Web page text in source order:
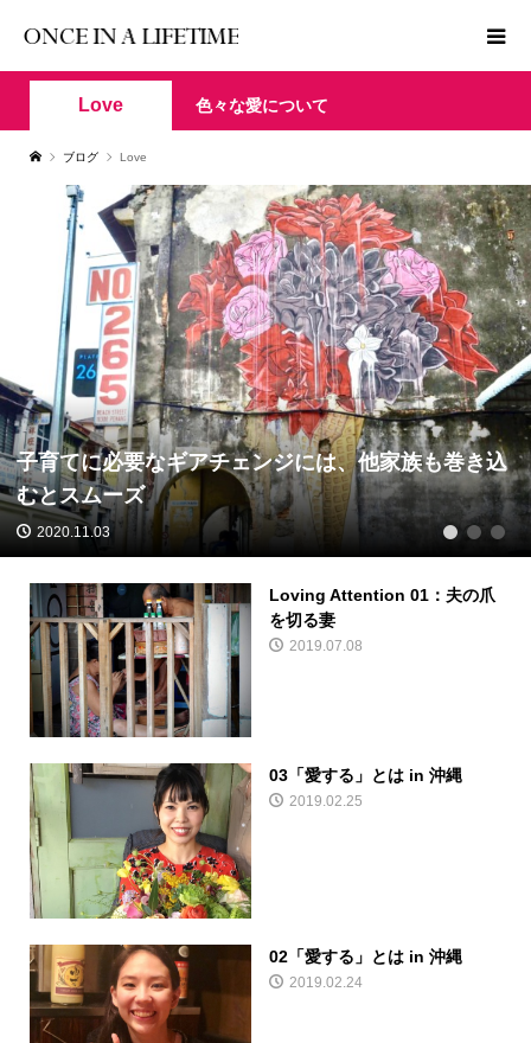
Love 色々な愛について
ブログ Love
子育てに必要なギアチェンジには、他家族も巻き込
むとスムーズ
2020.11.03 1 2 3
Loving Attention 01：夫の爪
を切る妻
2019.07.08
03「愛する」とは in 沖縄
2019.02.25
02「愛する」とは in 沖縄
2019.02.24